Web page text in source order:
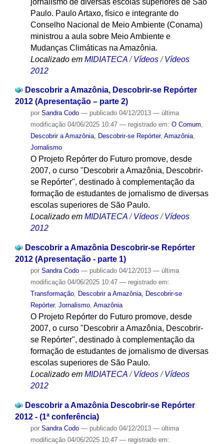
Paulo. Paulo Artaxo, físico e integrante do
Conselho Nacional de Meio Ambiente (Conama)
ministrou a aula sobre Meio Ambiente e
Mudanças Climáticas na Amazônia.
Localizado em MIDIATECA /Vídeos /Vídeos
2012
Descobrir a Amazônia, Descobrir-se Repórter
2012 (Apresentação – parte 2)
por Sandra Codo — publicado04/12/2013 — última
modificação04/06/2025 10:47 — registrado em: O Comum,
Descobrir a Amazônia, Descobrir-se Repórter, Amazônia,
Jornalismo
O Projeto Repórter do Futuro promove, desde
2007, o curso "Descobrir a Amazônia, Descobrir-
se Repórter", destinado à complementação da
formação de estudantes de jornalismo de diversas
escolas superiores de São Paulo.
Localizado em MIDIATECA / Vídeos / Vídeos
2012
Descobrir a Amazônia Descobrir-se Repórter
2012 (Apresentação - parte 1)
por Sandra Codo — publicado04/12/2013 — última
modificação04/06/2025 10:47 — registrado em:
Transformação, Descobrir a Amazônia, Descobrir-se
Repórter, Jornalismo, Amazônia
O Projeto Repórter do Futuro promove, desde
2007, o curso "Descobrir a Amazônia, Descobrir-
se Repórter", destinado à complementação da
formação de estudantes de jornalismo de diversas
escolas superiores de São Paulo.
Localizado em MIDIATECA /Vídeos /Vídeos
2012
Descobrir a Amazônia Descobrir-se Repórter
2012 - (1ª conferência)
por Sandra Codo — publicado04/12/2013 — última
modificação04/06/2025 10:47 — registrado em: